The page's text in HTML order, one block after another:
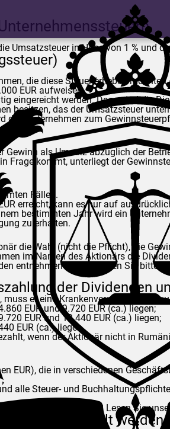
Umsatzsteuer in Höhe von 1 % und
die diese Steuer erheben
EUR aufweisen.
eingereicht werden. Dazu sind die
besitzen, das der Umsatzsteuer
das Unternehmen zum
Gewinn als Umsatz abzüglich der
Frage kommt, unterliegt der
Fällen.
erreicht, kann es nur auf
bestimmten Jahr wird ein
zu erhalten.
die Wahl (nicht die Pflicht), die
im Namen des Aktionärs die
entnehmen können, lesen Sie bitte
der Dividenden
er eine
EUR und 9.720 EUR (ca.) liegen;
EUR und 19.440 EUR (ca.) liegen;
EUR (ca.) liegen.
wenn der Aktionär nicht in
EUR), die in verschiedenen
alle Steuer- und
erfahren? Lesen Sie
ausgezahlt werden.